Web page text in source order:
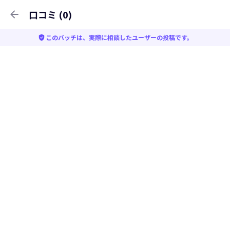
arrow_back 口コミ (0)
verified_user このバッチは、実際に相談したユーザーの投稿です。